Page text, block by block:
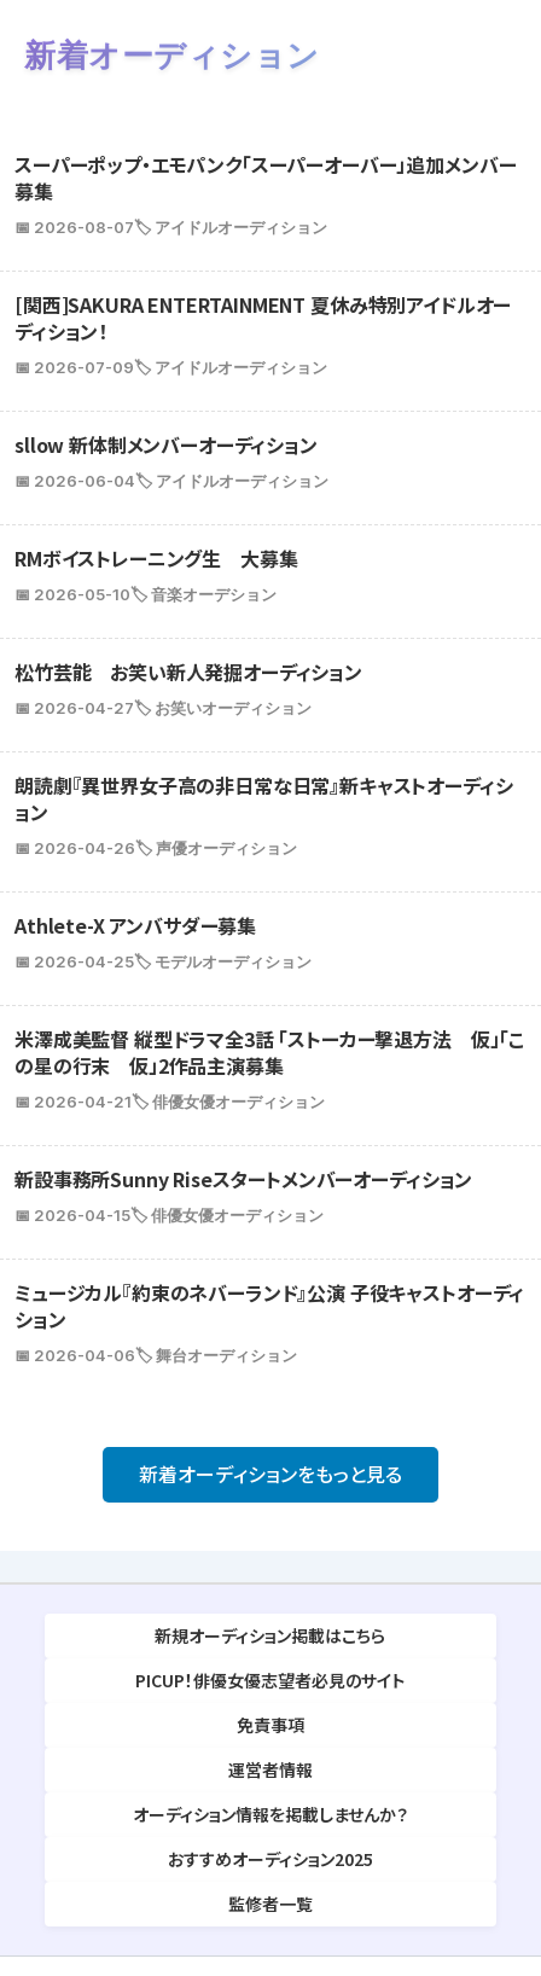
新着オーディション
スーパーポップ・エモパンク「スーパーオーバー」追加メンバー
募集
📅 2026-08-07🏷️ アイドルオーディション
[関西]SAKURA ENTERTAINMENT 夏休み特別アイドルオー
ディション！
📅 2026-07-09🏷️ アイドルオーディション
sllow 新体制メンバーオーディション
📅 2026-06-04🏷️ アイドルオーディション
RMボイストレーニング生 大募集
📅 2026-05-10🏷️ 音楽オーデション
松竹芸能 お笑い新人発掘オーディション
📅 2026-04-27🏷️ お笑いオーディション
朗読劇『異世界女子高の非日常な日常』新キャストオーディシ
ョン
📅 2026-04-26🏷️ 声優オーディション
Athlete-X アンバサダー募集
📅 2026-04-25🏷️ モデルオーディション
米澤成美監督 縦型ドラマ全3話 「ストーカー撃退方法 仮」「こ
の星の行末 仮」2作品主演募集
📅 2026-04-21🏷️ 俳優女優オーディション
新設事務所Sunny Riseスタートメンバーオーディション
📅 2026-04-15🏷️ 俳優女優オーディション
ミュージカル『約束のネバーランド』公演 子役キャストオーディ
ション
📅 2026-04-06🏷️ 舞台オーディション
新着オーディションをもっと見る
新規オーディション掲載はこちら
PICUP！俳優女優志望者必見のサイト
免責事項
運営者情報
オーディション情報を掲載しませんか？
おすすめオーディション2025
監修者一覧